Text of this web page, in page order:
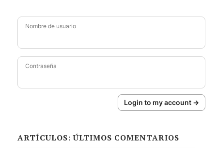
Nombre de usuario
Contraseña
Login to my account →
ARTÍCULOS: ÚLTIMOS COMENTARIOS